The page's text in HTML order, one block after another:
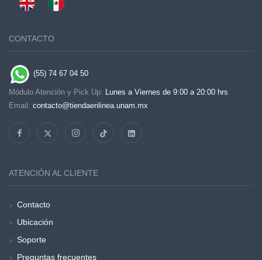
CONTACTO
(55) 74 67 04 50
Módulo Atención y Pick Up: Lunes a Viernes de 9:00 a 20:00 hrs
Email: contacto@tiendaenlinea.unam.mx
ATENCIÓN AL CLIENTE
Contacto
Ubicación
Soporte
Preguntas frecuentes